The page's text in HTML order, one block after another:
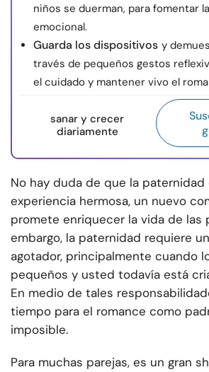
niños se duerman, para fomentar
emocional.
Guarda los dispositivos y
través de pequeños gestos
el cuidado y mantener vivo el
sanar y crecer
diariamente
No hay duda de que la paternidad
experiencia hermosa, un nuevo
promete enriquecer la vida de las
embargo, la paternidad requiere
agotador, principalmente cuando
pequeños y usted todavía está
En medio de tales
tiempo para el romance como
imposible.
Para muchas parejas, es un gran